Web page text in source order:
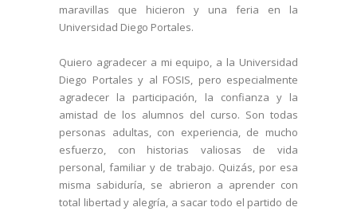
maravillas que hicieron y una feria en la
Universidad Diego Portales.
Quiero agradecer a mi equipo, a la Universidad
Diego Portales y al FOSIS, pero especialmente
agradecer la participación, la confianza y la
amistad de los alumnos del curso. Son todas
personas adultas, con experiencia, de mucho
esfuerzo, con historias valiosas de vida
personal, familiar y de trabajo. Quizás, por esa
misma sabiduría, se abrieron a aprender con
total libertad y alegría, a sacar todo el partido de